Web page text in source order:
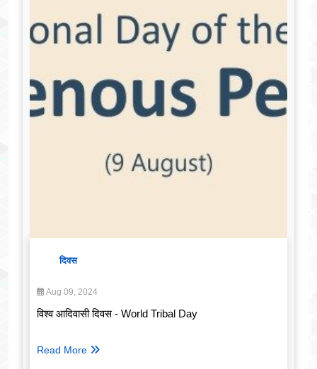
दिवस
Aug 09, 2024
विश्व आदिवासी दिवस - World Tribal Day
Read More